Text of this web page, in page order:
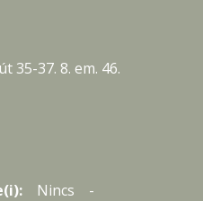
35-37. 8. em. 46.
Nincs -